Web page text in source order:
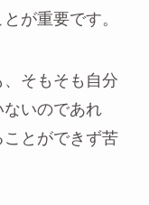
が重要です。
そもそも自分
いのであれ
とができず苦